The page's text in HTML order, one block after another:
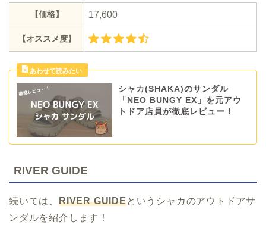
【価格】 17,600
【オススメ度】
シャカ(SHAKA)のサンダル
「NEO BUNGY EX」を元アウ
トドア店員が徹底レビュー！
RIVER GUIDE
続いては、 RIVER GUIDEというシャカのアウトドアサ
ンダルを紹介します！